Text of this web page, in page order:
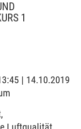
1
| 14.10.2019